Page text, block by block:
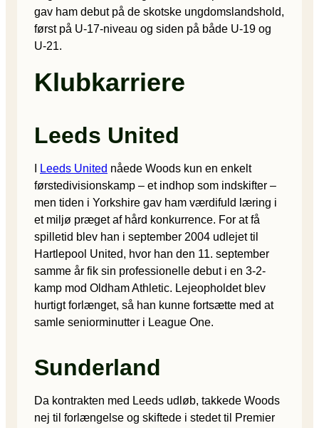
gav ham debut på de skotske ungdomslandshold,
først på U-17-niveau og siden på både U-19 og
U-21.
Klubkarriere
Leeds United
Leeds United nåede Woods kun en enkelt
førstedivisionskamp – et indhop som indskifter –
men tiden i Yorkshire gav ham værdifuld læring i
et miljø præget af hård konkurrence. For at få
spilletid blev han i september 2004 udlejet til
Hartlepool United, hvor han den 11. september
samme år fik sin professionelle debut i en 3-2-
kamp mod Oldham Athletic. Lejeopholdet blev
hurtigt forlænget, så han kunne fortsætte med at
samle seniorminutter i League One.
Sunderland
Da kontrakten med Leeds udløb, takkede Woods
nej til forlængelse og skiftede i stedet til Premier